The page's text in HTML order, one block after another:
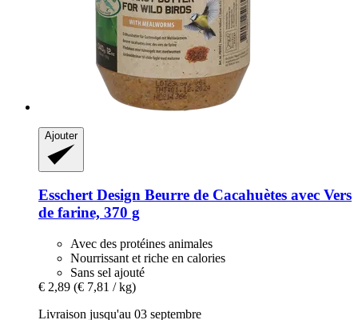
Ajouter
Esschert Design Beurre de Cacahuètes avec Vers
de farine, 370 g
Avec des protéines animales
Nourrissant et riche en calories
Sans sel ajouté
€ 2,89 (€ 7,81 / kg)
Livraison jusqu'au 03 septembre